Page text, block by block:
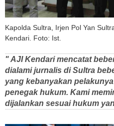
Kapolda Sultra, Irjen Pol Yan
Kendari. Foto: Ist.
" AJI Kendari mencatat
dialami jurnalis di Sultra
yang kebanyakan
penegak hukum. Kami
dijalankan sesuai hukum